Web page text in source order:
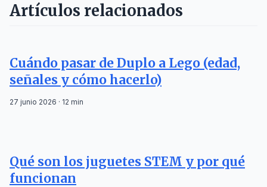
Artículos relacionados
Cuándo pasar de Duplo a Lego (edad,
señales y cómo hacerlo)
27 junio 2026 · 12 min
Qué son los juguetes STEM y por qué
funcionan